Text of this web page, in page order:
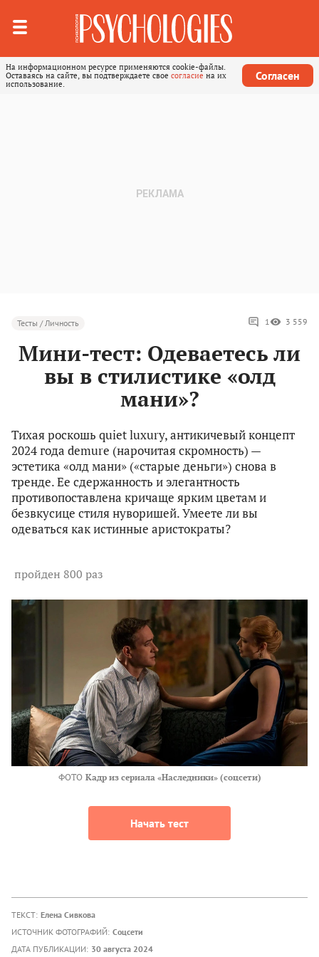
На информационном ресурсе применяются cookie-файлы.
Оставаясь на сайте, вы подтверждаете свое согласие на их
использование.
Согласен
Тесты / Личность 1 3 559
Мини-тест: Одеваетесь ли
вы в стилистике «олд
мани»?
Тихая роскошь quiet luxury, антикичевый концепт
2024 года demure (нарочитая скромность) —
эстетика «олд мани» («старые деньги») снова в
тренде. Ее сдержанность и элегантность
противопоставлена кричаще ярким цветам и
безвкусице стиля нуворишей. Умеете ли вы
одеваться как истинные аристократы?
пройден 800 раз
ФОТО Кадр из сериала «Наследники» (соцсети)
Начать тест
ТЕКСТ: Елена Сивкова
ИСТОЧНИК ФОТОГРАФИЙ: Соцсети
ДАТА ПУБЛИКАЦИИ: 30 августа 2024